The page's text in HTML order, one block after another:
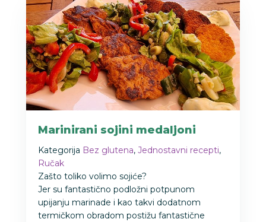
Marinirani sojini medaljoni
Kategorija Bez glutena, Jednostavni recepti,
Ručak
Zašto toliko volimo sojiće?
Jer su fantastično podložni potpunom
upijanju marinade i kao takvi dodatnom
termičkom obradom postižu fantastične